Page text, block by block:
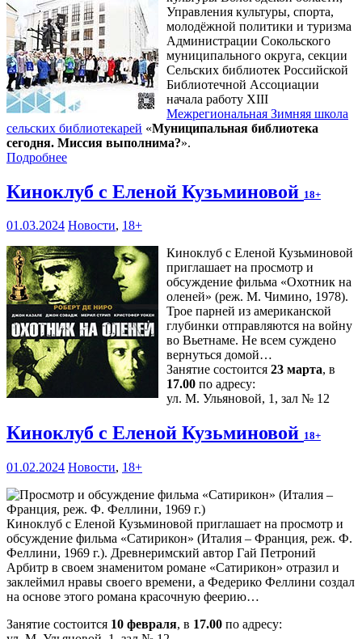
Управления культуры, спорта,
молодёжной политики и туризма
Администрации Сокольского
муниципального округа, секции
Сельских библиотек Российской
Библиотечной Ассоциации
начала работу XIII
Межрегиональная Зимняя школа
сельских библиотекарей «Муниципальная библиотека
сегодня. Миссия выполнима?».
Подробнее
Киноклуб с Еленой Кузьминовой 18+
01.03.2024 Новости, 18+
Киноклуб с Еленой Кузьминовой
приглашает на просмотр и
обсуждение фильма «Охотник на
оленей» (реж. М. Чимино, 1978).
Трое парней из американской
глубинки отправляются на войну
во Вьетнаме. Не всем суждено
вернуться домой…
Занятие состоится 23 марта, в
17.00 по адресу:
ул. М. Ульяновой, 1, зал № 12
Киноклуб с Еленой Кузьминовой 18+
01.02.2024 Новости, 18+
Киноклуб с Еленой Кузьминовой приглашает на просмотр и
обсуждение фильма «Сатирикон» (Италия – Франция, реж. Ф.
Феллини, 1969 г.). Древнеримский автор Гай Петроний
Арбитр в своем знаменитом романе «Сатирикон» отразил и
заклеймил нравы своего времени, а Федерико Феллини создал
на основе этого романа красочную феерию…
Занятие состоится 10 февраля, в 17.00 по адресу: